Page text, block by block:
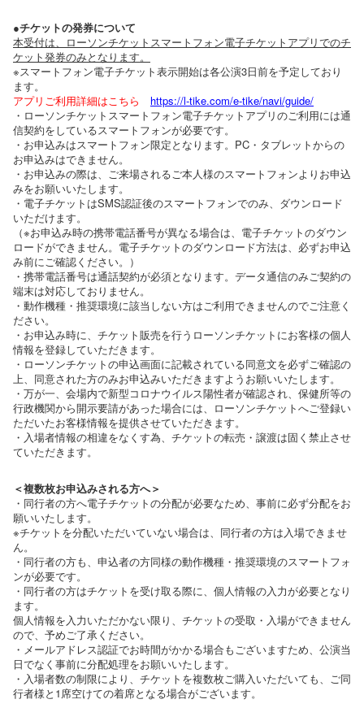
●チケットの発券について
本受付は、ローソンチケットスマートフォン電子チケットアプリでのチ
ケット発券のみとなります。
※スマートフォン電子チケット表示開始は各公演3日前を予定しており
ます。
アプリご利用詳細はこちら
https://l-tike.com/e-tike/navi/guide/
・ローソンチケットスマートフォン電子チケットアプリのご利用には通
信契約をしているスマートフォンが必要です。
・お申込みはスマートフォン限定となります。PC・タブレットからの
お申込みはできません。
・お申込みの際は、ご来場されるご本人様のスマートフォンよりお申込
みをお願いいたします。
・電子チケットはSMS認証後のスマートフォンでのみ、ダウンロード
いただけます。
（※お申込み時の携帯電話番号が異なる場合は、電子チケットのダウン
ロードができません。電子チケットのダウンロード方法は、必ずお申込
み前にご確認ください。）
・携帯電話番号は通話契約が必須となります。データ通信のみご契約の
端末は対応しておりません。
・動作機種・推奨環境に該当しない方はご利用できませんのでご注意く
ださい。
・お申込み時に、チケット販売を行うローソンチケットにお客様の個人
情報を登録していただきます。
・ローソンチケットの申込画面に記載されている同意文を必ずご確認の
上、同意された方のみお申込みいただきますようお願いいたします。
・万が一、会場内で新型コロナウイルス陽性者が確認され、保健所等の
行政機関から開示要請があった場合には、ローソンチケットへご登録い
ただいたお客様情報を提供させていただきます。
・入場者情報の相違をなくす為、チケットの転売・譲渡は固く禁止させ
ていただきます。
＜複数枚お申込みされる方へ＞
・同行者の方へ電子チケットの分配が必要なため、事前に必ず分配をお
願いいたします。
※チケットを分配いただいていない場合は、同行者の方は入場できませ
ん。
・同行者の方も、申込者の方同様の動作機種・推奨環境のスマートフォ
ンが必要です。
・同行者の方はチケットを受け取る際に、個人情報の入力が必要となり
ます。
個人情報を入力いただかない限り、チケットの受取・入場ができません
ので、予めご了承ください。
・メールアドレス認証でお時間がかかる場合もございますため、公演当
日でなく事前に分配処理をお願いいたします。
・入場者数の制限により、チケットを複数枚ご購入いただいても、ご同
行者様と1席空けての着席となる場合がございます。